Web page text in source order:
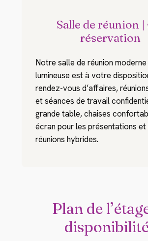
Salle de réunion |
réservation
Notre salle de réunion
lumineuse est à votre
rendez-vous d’affaires,
et séances de travail
grande table, chaises
écran pour les présentations et
réunions hybrides.
Plan de